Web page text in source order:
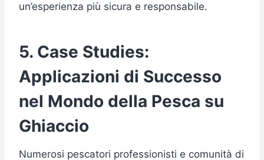
un’esperienza più sicura e responsabile.
5. Case Studies:
Applicazioni di Successo
nel Mondo della Pesca su
Ghiaccio
Numerosi pescatori professionisti e comunità di